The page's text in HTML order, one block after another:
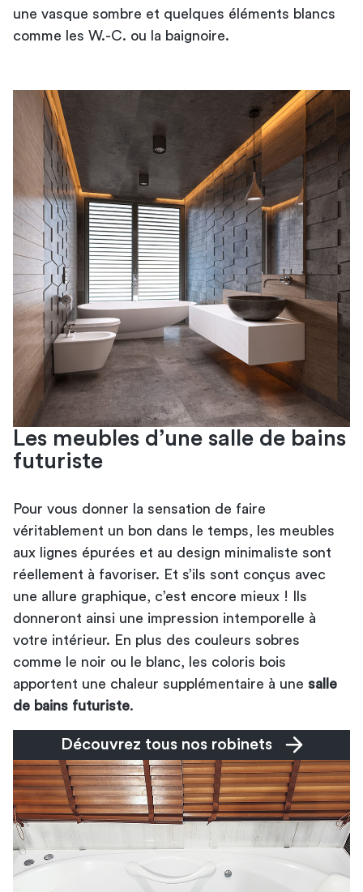
une vasque sombre et quelques éléments blancs
comme les W.-C. ou la baignoire.
Les meubles d’une salle de bains
futuriste
Pour vous donner la sensation de faire
véritablement un bon dans le temps, les meubles
aux lignes épurées et au design minimaliste sont
réellement à favoriser. Et s’ils sont conçus avec
une allure graphique, c’est encore mieux ! Ils
donneront ainsi une impression intemporelle à
votre intérieur. En plus des couleurs sobres
comme le noir ou le blanc, les coloris bois
apportent une chaleur supplémentaire à une salle
de bains futuriste.
Découvrez tous nos robinets